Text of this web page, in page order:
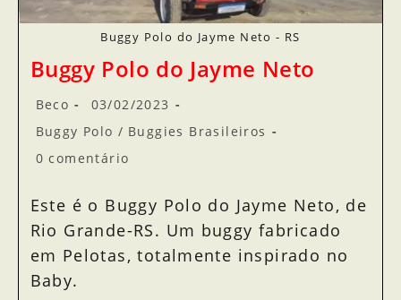
Buggy Polo do Jayme Neto - RS
Buggy Polo do Jayme Neto
Beco
03/02/2023
Buggy Polo / Buggies Brasileiros
0 comentário
Este é o Buggy Polo do Jayme Neto, de
Rio Grande-RS. Um buggy fabricado
em Pelotas, totalmente inspirado no
Baby.